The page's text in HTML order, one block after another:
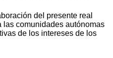
del presente real
las comunidades autónomas
de los intereses de los